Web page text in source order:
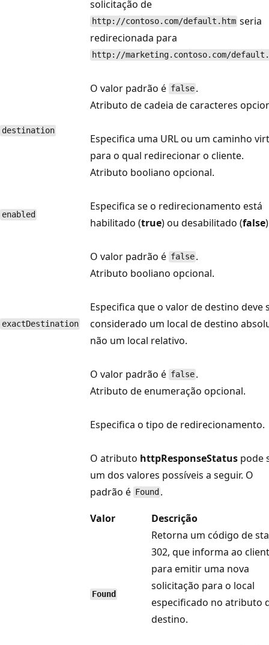
solicitação de
http://contoso.com/default.htm seria
redirecionada para
http://marketing.contoso.com/
O valor padrão é false .
destination
Atributo de cadeia de caracteres
Especifica uma URL ou um caminho
para o qual redirecionar o cliente.
enabled
Atributo booliano opcional.
Especifica se o redirecionamento está
habilitado (true) ou desabilitado (false
O valor padrão é false .
exactDestination
Atributo booliano opcional.
Especifica que o valor de destino deve
considerado um local de destino
não um local relativo.
O valor padrão é false .
Atributo de enumeração opcional.
Especifica o tipo de redirecionamento.
O atributo httpResponseStatus pode
um dos valores possíveis a seguir. O
padrão é Found .
Valor
Descrição
Found
Retorna um código de
302, que informa ao
para emitir uma nova
solicitação para o local
especificado no atributo
destino.